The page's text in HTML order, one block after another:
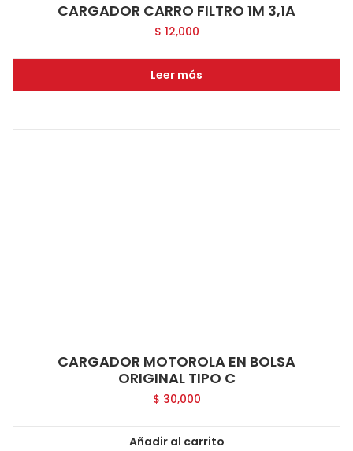
CARGADOR CARRO FILTRO 1M 3,1A
$ 12,000
Leer más
CARGADOR MOTOROLA EN BOLSA
ORIGINAL TIPO C
$ 30,000
Añadir al carrito